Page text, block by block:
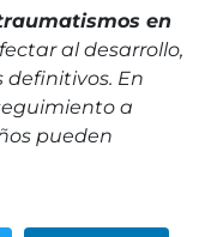
en
al desarrollo,
definitivos. En
a
pueden